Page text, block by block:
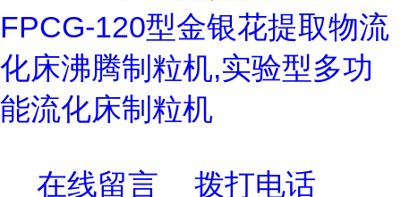
FPCG-120型金银花提取物流
化床沸腾制粒机,实验型多功
能流化床制粒机
在线留言 拨打电话